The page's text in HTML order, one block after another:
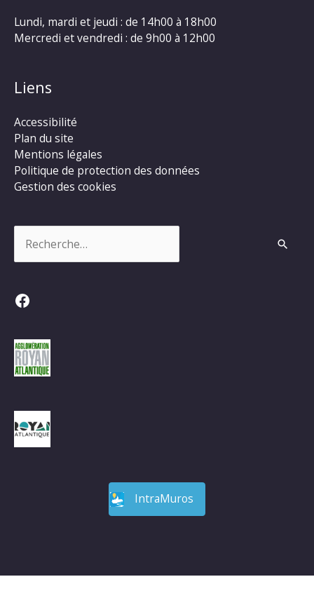
Lundi, mardi et jeudi : de 14h00 à 18h00
Mercredi et vendredi : de 9h00 à 12h00
Liens
Accessibilité
Plan du site
Mentions légales
Politique de protection des données
Gestion des cookies
Facebook
IntraMuros